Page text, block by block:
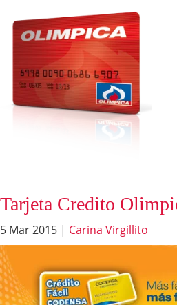
5 Mar 2015 | Carina Virgillito